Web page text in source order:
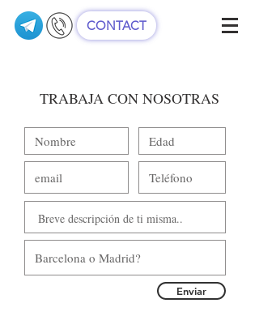
CONTACT
TRABAJA CON NOSOTRAS
Enviar